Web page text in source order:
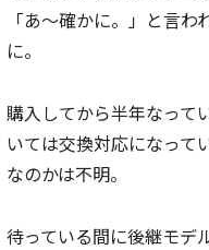
「あ～確かに。」と言
に。
購入してから半年なって
いては交換対応になって
なのかは不明。
待っている間に後継モデ